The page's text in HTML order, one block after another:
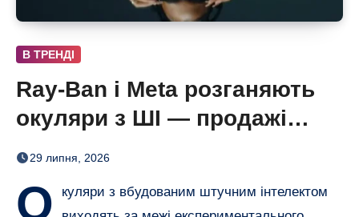
В ТРЕНДІ
Ray-Ban і Meta розганяють
окуляри з ШІ — продажі
майже подвоїлися
29 липня, 2026
О
куляри з вбудованим штучним інтелектом